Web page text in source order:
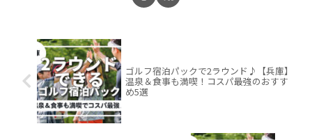
ゴルフ宿泊パックで2ラウンド♪【兵庫】
温泉＆食事も満喫！コスパ最強のおすす
め5選